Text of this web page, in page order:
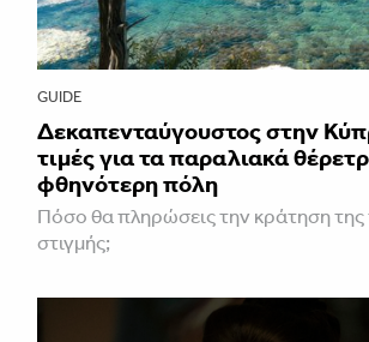
GUIDE
Δεκαπενταύγουστος στην
τιμές για τα παραλιακά
φθηνότερη πόλη
Πόσο θα πληρώσεις την κράτηση της
στιγμής;